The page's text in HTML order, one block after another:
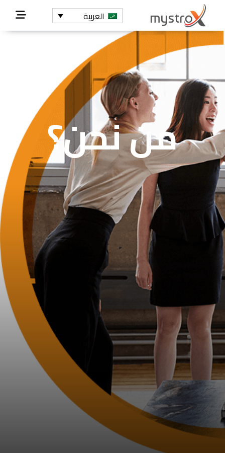
العربية
من نحن؟